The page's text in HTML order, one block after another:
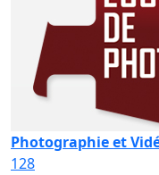
Photographie et
128